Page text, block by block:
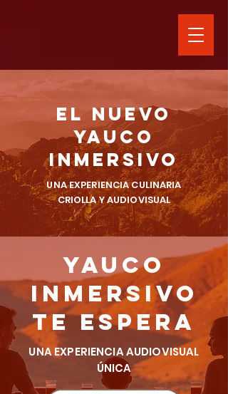
EL NUEVO
YAUCO
INMERSIVO
UNA EXPERIENCIA CULINARIA
CRIOLLA Y AUDIOVISUAL
YAUCO
INMERSIVO
TE ESPERA
UNA EXPERIENCIA AUDIOVISUAL
ÚNICA